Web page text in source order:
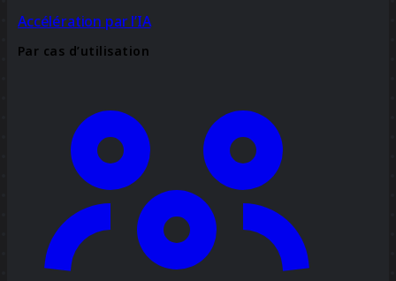
Accélération par l’IA
Par cas d’utilisation